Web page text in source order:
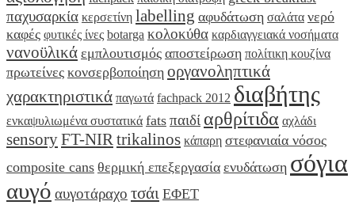
παχυσαρκία κερσετίνη labelling αφυδάτωση σαλάτα νερό
καφές φυτικές ίνες botarga κολοκύθα καρδιαγγειακά νοσήματα
νανοϋλικά εμπλουτισμός αποστείρωση πολίτικη κουζίνα
πρωτείνες κονσερβοποίηση οργανοληπτικά
χαρακτηριστικά παγωτά fachpack 2012 διαβήτης
ενκαψυλιωμένα συστατικά fats παιδί αρθρίτιδα αχλάδι
sensoryFT-NIR trikalinos κάπαρη στεφανιαία νόσος
composite cans θερμική επεξεργασία ενυδάτωση σόγια
αυγό αυγοτάραχο τσάι ΕΦΕΤ